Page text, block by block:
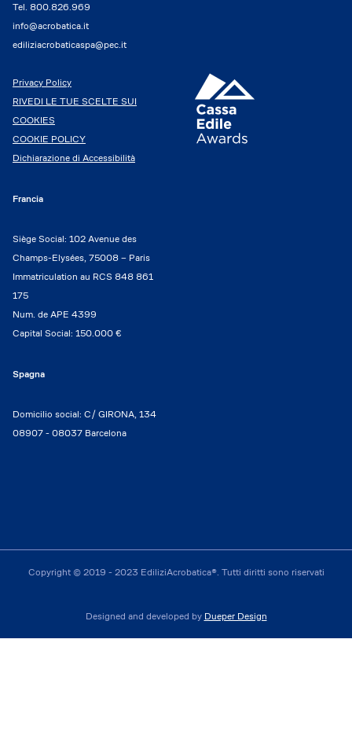
Tel. 800.826.969
info@acrobatica.it
ediliziacrobaticaspa@pec.it
Privacy Policy
RIVEDI LE TUE SCELTE SUI
COOKIES
COOKIE POLICY
Dichiarazione di Accessibilità
Francia
Siège Social: 102 Avenue des
Champs-Elysées, 75008 – Paris
Immatriculation au RCS 848 861
175
Num. de APE 4399
Capital Social: 150.000 €
Spagna
Domicilio social: C/ GIRONA, 134
08907 - 08037 Barcelona
Copyright © 2019 - 2023 EdiliziAcrobatica®. Tutti diritti sono riservati
Designed and developed by Dueper Design